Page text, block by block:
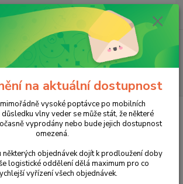
ks
0 Kč
Klima Čističky vzduchu
na aktuální dostupnost
vysoké poptávce po mobilních
vlny veder se může stát, že některé
vyprodány nebo bude jejich dostupnost
omezená.
některých objednávek dojít k prodloužení doby
logistické oddělení dělá maximum pro co
vyřízení všech objednávek.